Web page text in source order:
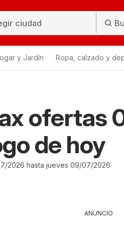
y Jardín Ropa, calzado y
ofertas
de hoy
2026 hasta jueves 09/07/2026
ANUNCIO